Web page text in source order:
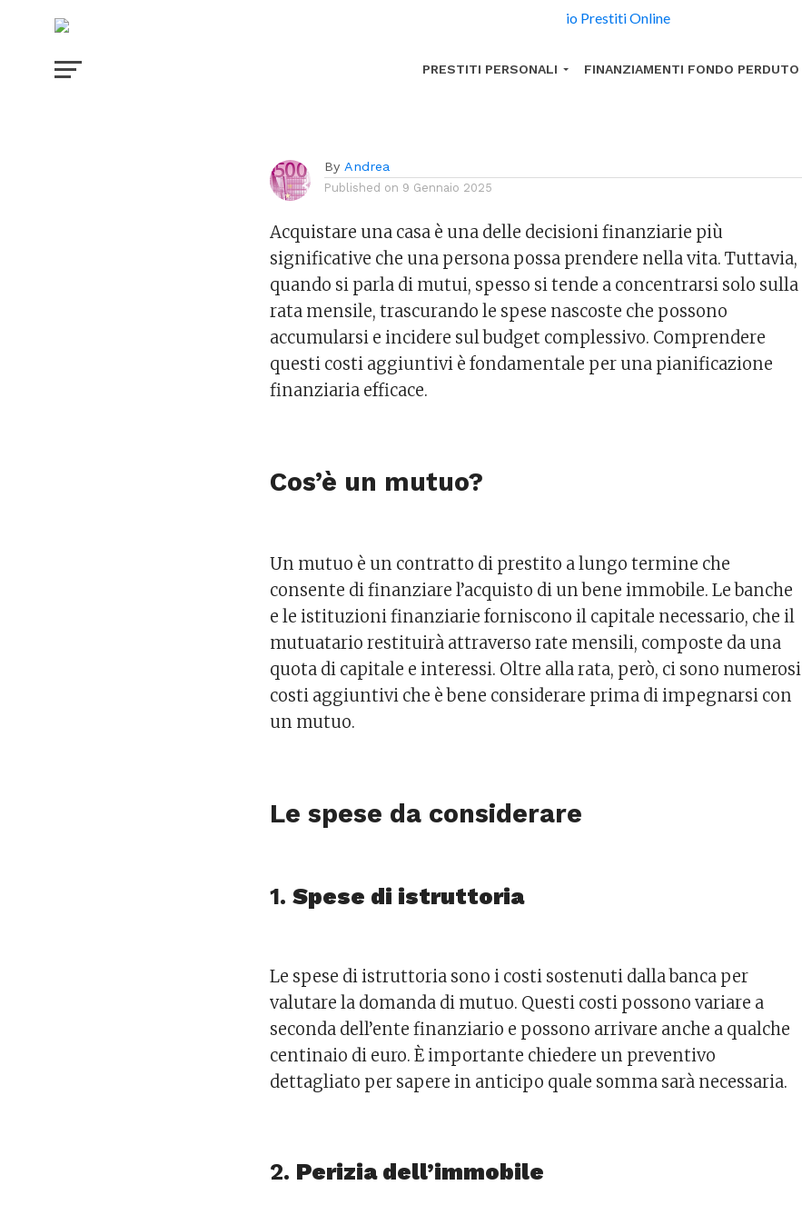
PRESTITI PERSONALI FINANZIAMENTI FONDO PERDUTO
By Andrea
Published on 9 Gennaio 2025
Acquistare una casa è una delle decisioni finanziarie più
significative che una persona possa prendere nella vita. Tuttavia,
quando si parla di mutui, spesso si tende a concentrarsi solo sulla
rata mensile, trascurando le spese nascoste che possono
accumularsi e incidere sul budget complessivo. Comprendere
questi costi aggiuntivi è fondamentale per una pianificazione
finanziaria efficace.
Cos’è un mutuo?
Un mutuo è un contratto di prestito a lungo termine che
consente di finanziare l’acquisto di un bene immobile. Le banche
e le istituzioni finanziarie forniscono il capitale necessario, che il
mutuatario restituirà attraverso rate mensili, composte da una
quota di capitale e interessi. Oltre alla rata, però, ci sono numerosi
costi aggiuntivi che è bene considerare prima di impegnarsi con
un mutuo.
Le spese da considerare
1.Spese di istruttoria
Le spese di istruttoria sono i costi sostenuti dalla banca per
valutare la domanda di mutuo. Questi costi possono variare a
seconda dell’ente finanziario e possono arrivare anche a qualche
centinaio di euro. È importante chiedere un preventivo
dettagliato per sapere in anticipo quale somma sarà necessaria.
2. Perizia dell’immobile